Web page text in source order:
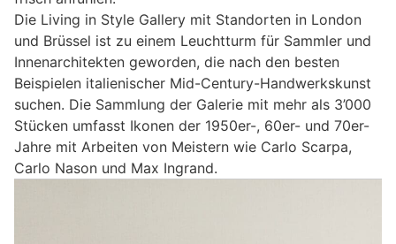
Die Living in Style Gallery mit Standorten in London
und Brüssel ist zu einem Leuchtturm für Sammler und
Innenarchitekten geworden, die nach den besten
Beispielen italienischer Mid-Century-Handwerkskunst
suchen. Die Sammlung der Galerie mit mehr als 3’000
Stücken umfasst Ikonen der 1950er-, 60er- und 70er-
Jahre mit Arbeiten von Meistern wie Carlo Scarpa,
Carlo Nason und Max Ingrand.